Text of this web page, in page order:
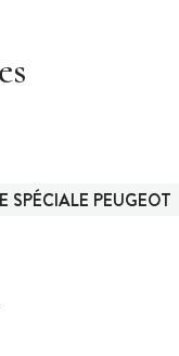
SPÉCIALE PEUGEOT